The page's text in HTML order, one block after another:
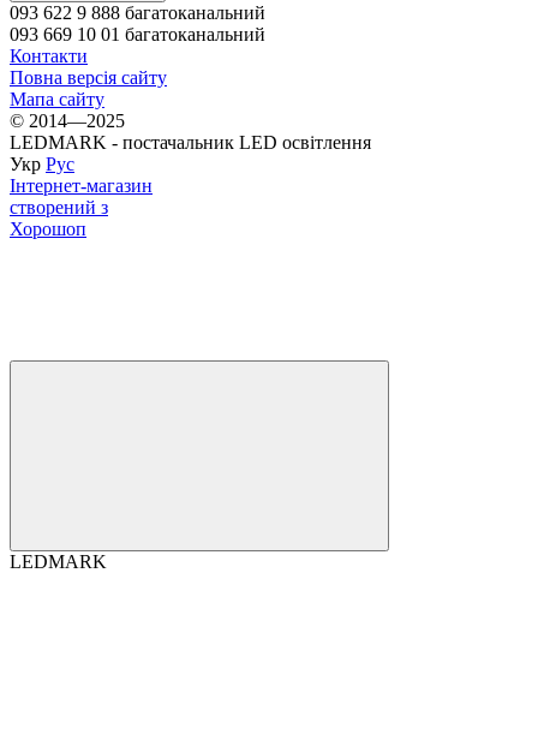
093 622 9 888 багатоканальний
093 669 10 01 багатоканальний
Контакти
Повна версія сайту
Мапа сайту
© 2014—2025
LEDMARK - постачальник LED освітлення
Укр Рус
Інтернет-магазин
створений з
Хорошоп
LEDMARK